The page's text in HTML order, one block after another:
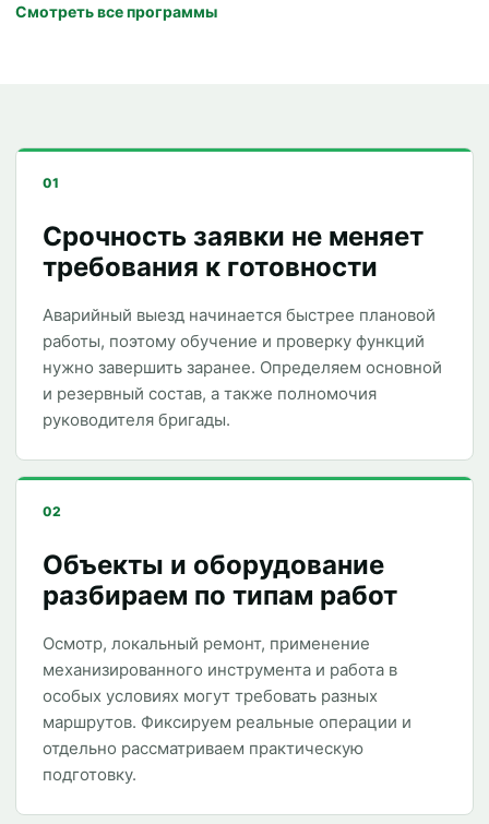
Смотреть все программы
01
Срочность заявки не меняет
требования к готовности
Аварийный выезд начинается быстрее плановой
работы, поэтому обучение и проверку функций
нужно завершить заранее. Определяем основной
и резервный состав, а также полномочия
руководителя бригады.
02
Объекты и оборудование
разбираем по типам работ
Осмотр, локальный ремонт, применение
механизированного инструмента и работа в
особых условиях могут требовать разных
маршрутов. Фиксируем реальные операции и
отдельно рассматриваем практическую
подготовку.